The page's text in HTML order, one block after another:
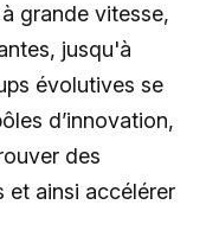
grande vitesse,
jusqu'à
évolutives se
d’innovation,
des
et ainsi accélérer